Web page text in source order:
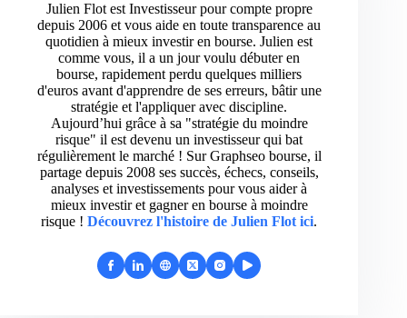
Julien Flot est Investisseur pour compte propre
depuis 2006 et vous aide en toute transparence au
quotidien à mieux investir en bourse. Julien est
comme vous, il a un jour voulu débuter en
bourse, rapidement perdu quelques milliers
d'euros avant d'apprendre de ses erreurs, bâtir une
stratégie et l'appliquer avec discipline.
Aujourd’hui grâce à sa "stratégie du moindre
risque" il est devenu un investisseur qui bat
régulièrement le marché ! Sur Graphseo bourse, il
partage depuis 2008 ses succès, échecs, conseils,
analyses et investissements pour vous aider à
mieux investir et gagner en bourse à moindre
risque ! Découvrez l'histoire de Julien Flot ici.